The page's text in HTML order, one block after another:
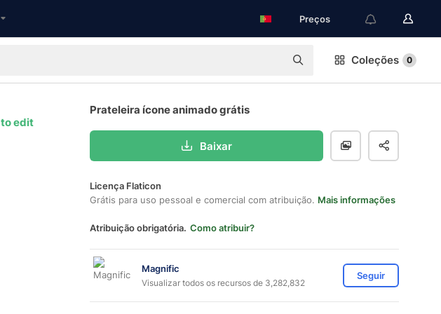
Preços
Coleções 0
to edit
Prateleira ícone animado grátis
Baixar
Licença Flaticon
Grátis para uso pessoal e comercial com atribuição. Mais informações
Atribuição obrigatória. Como atribuir?
Magnific
Visualizar todos os recursos de 3,282,832
Seguir